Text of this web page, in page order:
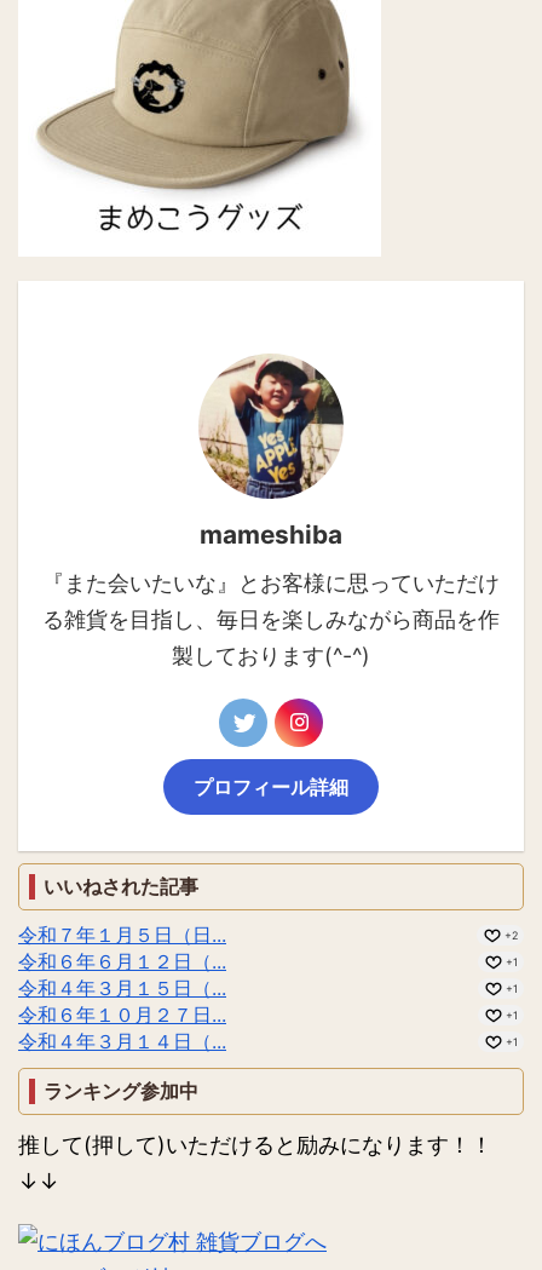
mameshiba
『また会いたいな』とお客様に思っていただけ
る雑貨を目指し、毎日を楽しみながら商品を作
製しております(^-^)
プロフィール詳細
いいねされた記事
令和７年１月５日（日...
+2
令和６年６月１２日（... +1
令和４年３月１５日（... +1
令和６年１０月２７日... +1
令和４年３月１４日（... +1
ランキング参加中
推して(押して)いただけると励みになります！！
↓↓